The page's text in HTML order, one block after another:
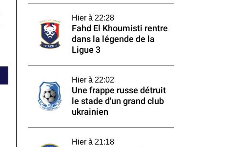
Hier à 22:28
Fahd El Khoumisti rentre
dans la légende de la
Ligue 3
Hier à 22:02
Une frappe russe détruit
le stade d'un grand club
ukrainien
Hier à 21:18